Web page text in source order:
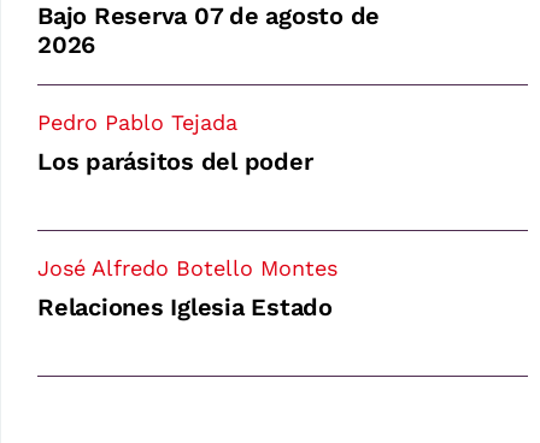
Bajo Reserva 07 de agosto de
2026
Pedro Pablo Tejada
Los parásitos del poder
José Alfredo Botello Montes
Relaciones Iglesia Estado